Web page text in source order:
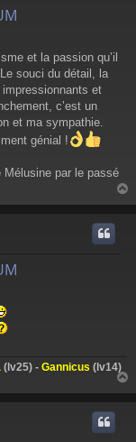
et la passion qu’il
souci du détail, la
impressionnants et
c’est un
et ma sympathie.
génial !
Mélusine par le passé
a
(lv25) - Gannicus (lv14)
a